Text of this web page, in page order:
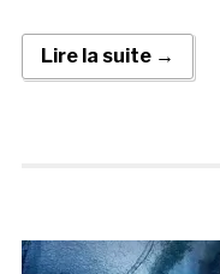
Lire la suite →